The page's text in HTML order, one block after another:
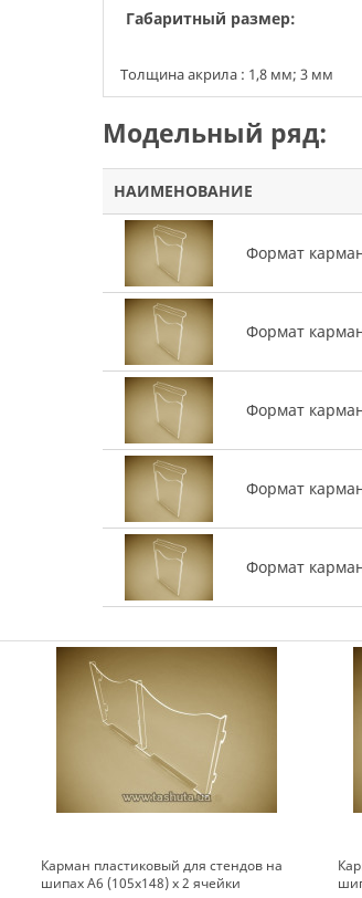
Габаритный размер:
Толщина акрила : 1,8 мм; 3 мм
Модельный ряд:
НАИМЕНОВАНИЕ
Формат
Формат
Формат
Формат
Формат
Карман пластиковый для стендов на
шипах А6 (105х148) х 2 ячейки